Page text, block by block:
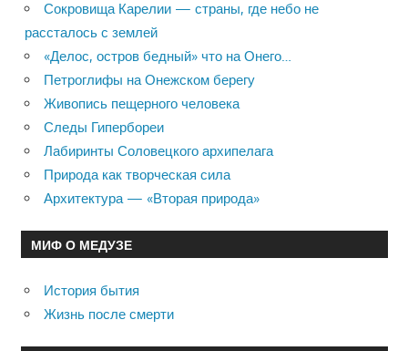
Сокровища Карелии — страны, где небо не
рассталось с землей
«Делос, остров бедный» что на Онего…
Петроглифы на Онежском берегу
Живопись пещерного человека
Следы Гипербореи
Лабиринты Соловецкого архипелага
Природа как творческая сила
Архитектура — «Вторая природа»
МИФ О МЕДУЗЕ
История бытия
Жизнь после смерти